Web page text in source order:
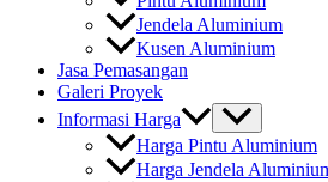
Jendela Aluminium
Kusen Aluminium
Jasa Pemasangan
Galeri Proyek
Informasi Harga
Harga Pintu Aluminium
Harga Jendela